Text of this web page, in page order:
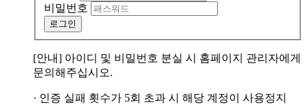
비밀번호
로그인
[안내] 아이디 및 비밀번호 분실 시 홈페이지 관리자에게
문의해주십시오.
· 인증 실패 횟수가 5회 초과 시 해당 계정이 사용정지